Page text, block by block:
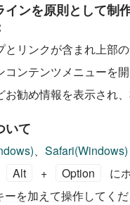
ンを原則として制
とリンクが含まれ上部
コンテンツメニューを開
お勧め情報を表示され
いて
、 Safari(Windows)
Alt + Option
に
ーを加えて操作してく